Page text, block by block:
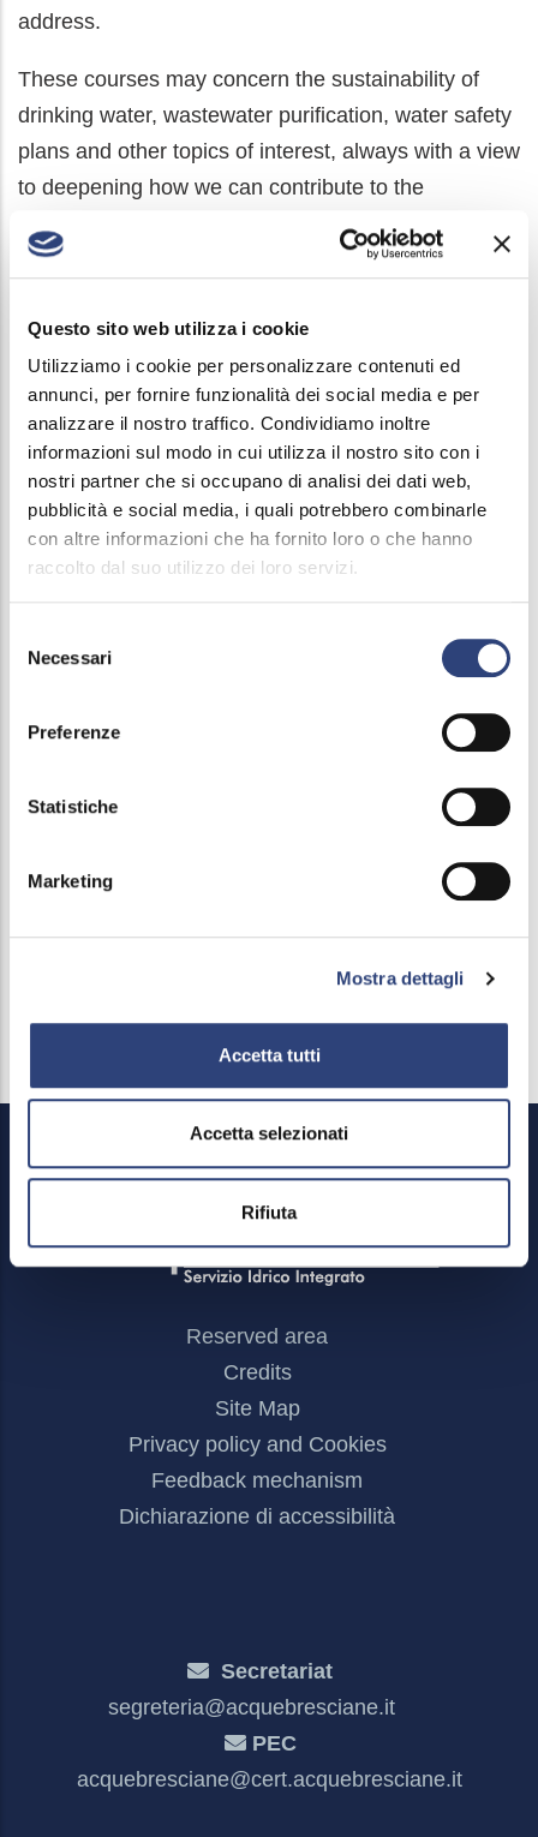
Questo sito web utilizza i cookie
Utilizziamo i cookie per personalizzare contenuti ed
annunci, per fornire funzionalità dei social media e per
analizzare il nostro traffico. Condividiamo inoltre
informazioni sul modo in cui utilizza il nostro sito con i
nostri partner che si occupano di analisi dei dati web,
pubblicità e social media, i quali potrebbero combinarle
con altre informazioni che ha fornito loro o che hanno
raccolto dal suo utilizzo dei loro servizi.
delNecessari
Preferenze
Statistiche
Marketing
Mostra dettagli
Accetta tutti
Accetta selezionati
Rifiuta
address.
These courses may concern the sustainability of
drinking water, wastewater purification, water safety
plans and other topics of interest, always with a view
to deepening how we can contribute to the
sustainability of our territory and water saving.
Among the initiatives proposed in addition to the
workshops and classroom activities are, by way of
example
Trebeschi Prize
Alternating school work in according to HR
navigation
Exhibition "Pianeta Blu"
Multimedia platform
Reserved area
Credits
Site Map
Privacy policy and Cookies
Feedback mechanism
Dichiarazione di accessibilità
Secretariat
segreteria@acquebresciane.it
PEC
acquebresciane@cert.acquebresciane.it